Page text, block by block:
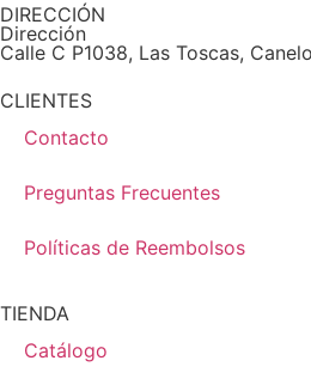
DIRECCIÓN
Dirección
Calle C P1038, Las Toscas,
CLIENTES
Contacto
Preguntas Frecuentes
Políticas de Reembolsos
TIENDA
Catálogo